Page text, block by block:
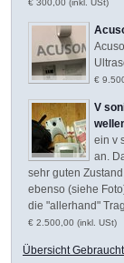
€
V
ein v
an.
sehr guten
ebenso (siehe
die "allerhand"
€ 2.500,00 (inkl. USt)
Übersicht